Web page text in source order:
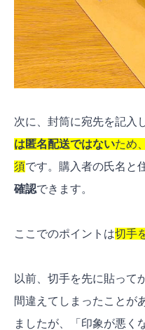
次に、封筒に宛先を記入
は匿名配送ではないため
須です。購入者の氏名と
確認できます。
ここでのポイントは切手
以前、切手を先に貼って
間違えてしまったことが
ましたが、「印象が悪